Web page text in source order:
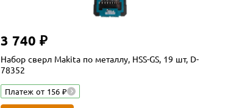
3 740 ₽
Набор сверл Makita по металлу, HSS-GS, 19 шт, D-
78352
Платеж от 156 ₽